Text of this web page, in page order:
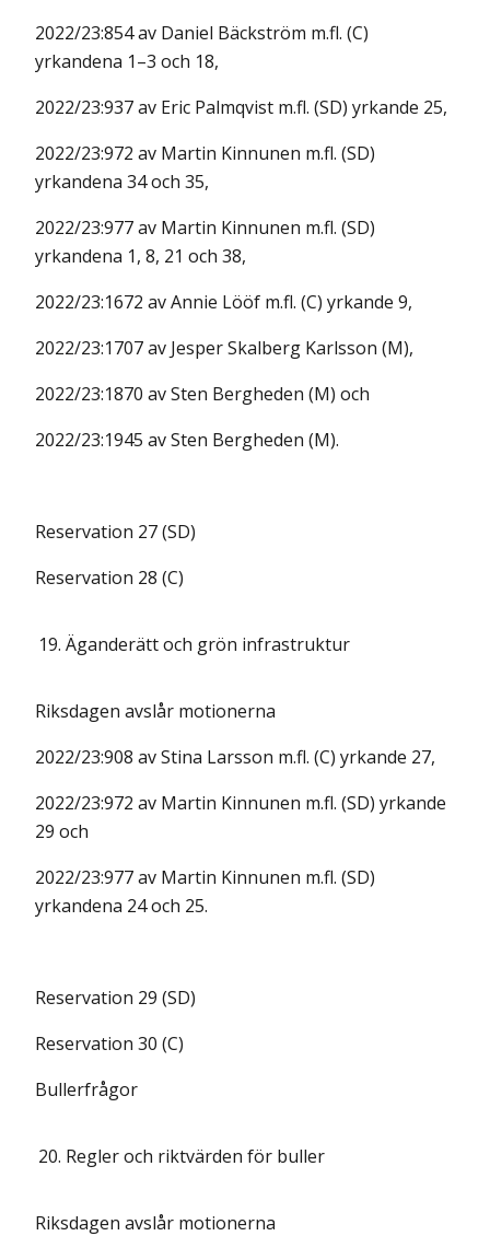
2022/23:854 av Daniel Bäckström m.fl. (C)
yrkandena 1–3 och 18,
2022/23:937 av Eric Palmqvist m.fl. (SD) yrkande 25,
2022/23:972 av Martin Kinnunen m.fl. (SD)
yrkandena 34 och 35,
2022/23:977 av Martin Kinnunen m.fl. (SD)
yrkandena 1, 8, 21 och 38,
2022/23:1672 av Annie Lööf m.fl. (C) yrkande 9,
2022/23:1707 av Jesper Skalberg Karlsson (M),
2022/23:1870 av Sten Bergheden (M) och
2022/23:1945 av Sten Bergheden (M).
Reservation 27 (SD)
Reservation 28 (C)
19. Äganderätt och grön infrastruktur
Riksdagen avslår motionerna
2022/23:908 av Stina Larsson m.fl. (C) yrkande 27,
2022/23:972 av Martin Kinnunen m.fl. (SD) yrkande
29 och
2022/23:977 av Martin Kinnunen m.fl. (SD)
yrkandena 24 och 25.
Reservation 29 (SD)
Reservation 30 (C)
Bullerfrågor
20. Regler och riktvärden för buller
Riksdagen avslår motionerna